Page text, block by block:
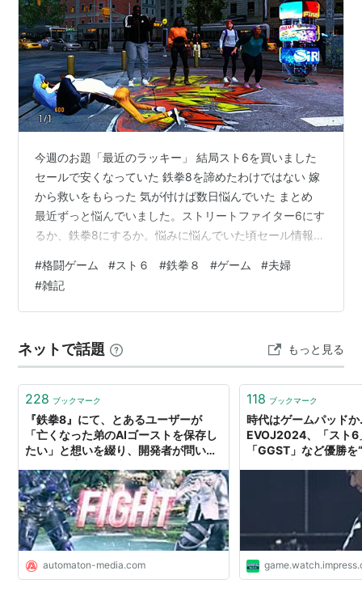
今週のお題「最近のラッキー」 結局スト6を買いました
セールで安くなっていた 鉄拳8を諦めたわけではない 嫁
から救いをもらった 気が付けば数日悩んでいた まとめ
最近ずっと悩んでいました。ストリートファイター6にす
るか、鉄拳8にするか。悩みに悩んでいた頃セール情報を
記事を書いたあとも、YouTubeで対戦動画を見たり、レ
ビューを読んだり、ストアページを開いたり閉じたりし
ていました。 正直なところ、自分でも少し呆れていま
えていました。 結局スト6を買いました そして結論から
言うと、ストリートファ…
#格闘ゲーム #スト６ #鉄拳８ #ゲーム #夫婦
#雑記
ネットで話題 もっと見る
228 ブックマーク
『鉄拳8』にて、とあるユーザーが
「亡くなった弟のAIゴーストを保存し
たい」と想いを綴り、開発者が問い合
中に残り続ける - AUTOMATON
automaton-media.com
118 ブックマーク
時代はゲームパッド
EVOJ2024、「スト6
「GGST」など優勝